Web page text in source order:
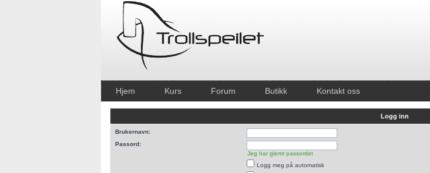
Hjem Kurs Forum Butikk Kontakt oss
Logg inn
Brukernavn:
Passord:
Jeg har glemt passordet
Logg meg på automatisk